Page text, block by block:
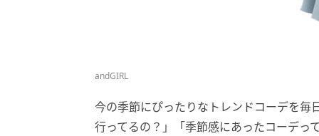
andGIRL
今の季節にぴったりなトレンドコーデを毎
行ってるの？」「季節感にあったコーデっ